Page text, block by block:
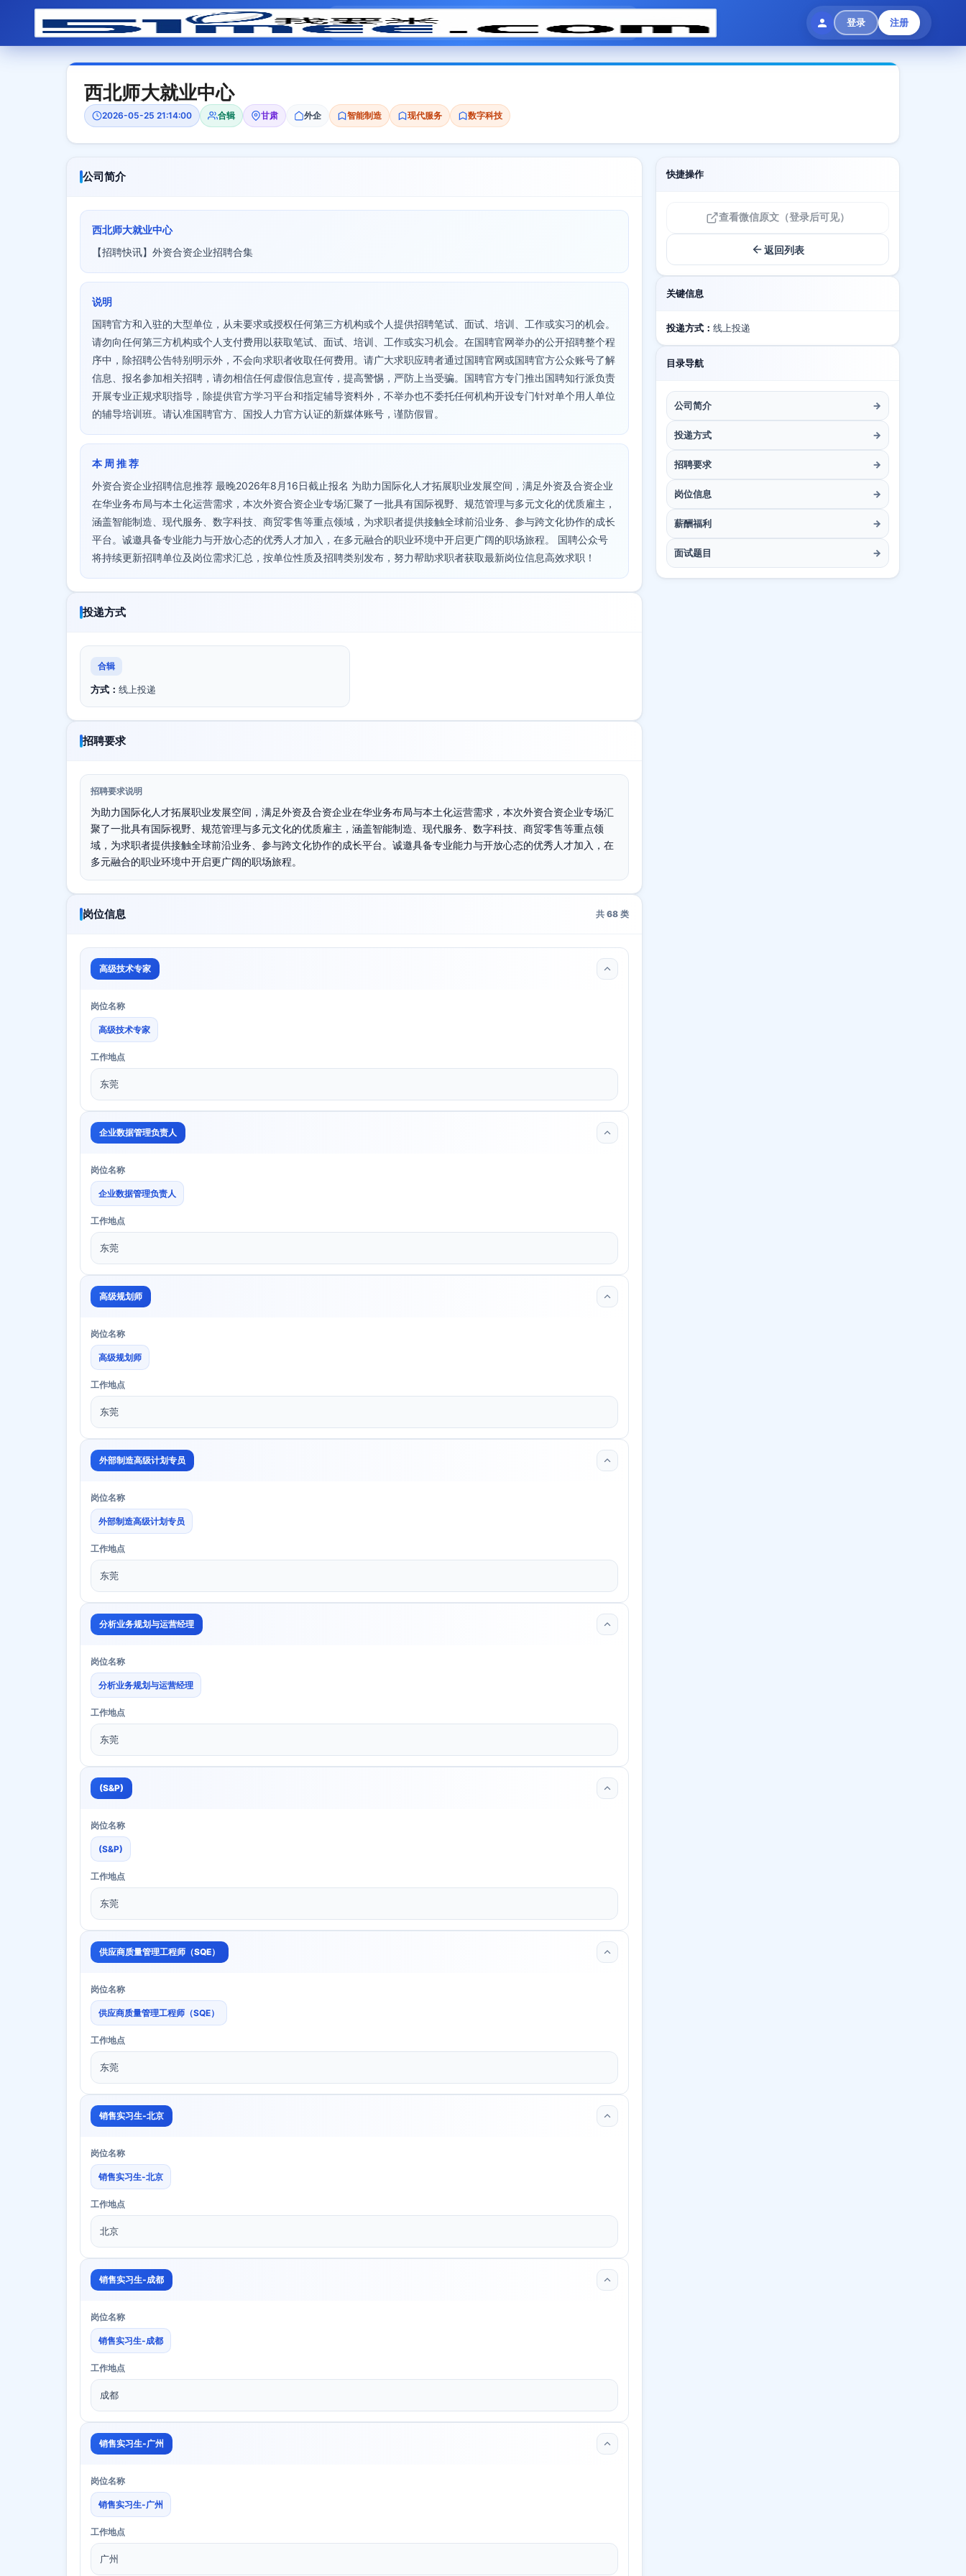
登录 注册
模拟面试 题目大全 招聘中心 会员专区
西北师大就业中心
2026-05-25 21:14:00 合辑 甘肃 外企 智能制造 现代服务 数字科技
公司简介
西北师大就业中心
【招聘快讯】外资合资企业招聘合集
说明
国聘官方和入驻的大型单位，从未要求或授权任何第三方机构或个人提供招聘笔试、面试、培训、工作或实习的机会。
请勿向任何第三方机构或个人支付费用以获取笔试、面试、培训、工作或实习机会。在国聘官网举办的公开招聘整个程
序中，除招聘公告特别明示外，不会向求职者收取任何费用。请广大求职应聘者通过国聘官网或国聘官方公众账号了解
信息、报名参加相关招聘，请勿相信任何虚假信息宣传，提高警惕，严防上当受骗。国聘官方专门推出国聘知行派负责
开展专业正规求职指导，除提供官方学习平台和指定辅导资料外，不举办也不委托任何机构开设专门针对单个用人单位
的辅导培训班。请认准国聘官方、国投人力官方认证的新媒体账号，谨防假冒。
本 周 推 荐
外资合资企业招聘信息推荐 最晚2026年8月16日截止报名 为助力国际化人才拓展职业发展空间，满足外资及合资企业
在华业务布局与本土化运营需求，本次外资合资企业专场汇聚了一批具有国际视野、规范管理与多元文化的优质雇主，
涵盖智能制造、现代服务、数字科技、商贸零售等重点领域，为求职者提供接触全球前沿业务、参与跨文化协作的成长
平台。诚邀具备专业能力与开放心态的优秀人才加入，在多元融合的职业环境中开启更广阔的职场旅程。 国聘公众号
将持续更新招聘单位及岗位需求汇总，按单位性质及招聘类别发布，努力帮助求职者获取最新岗位信息高效求职！
投递方式
合辑
方式： 线上投递
招聘要求
招聘要求说明
为助力国际化人才拓展职业发展空间，满足外资及合资企业在华业务布局与本土化运营需求，本次外资合资企业专场汇
聚了一批具有国际视野、规范管理与多元文化的优质雇主，涵盖智能制造、现代服务、数字科技、商贸零售等重点领
域，为求职者提供接触全球前沿业务、参与跨文化协作的成长平台。诚邀具备专业能力与开放心态的优秀人才加入，在
多元融合的职业环境中开启更广阔的职场旅程。
岗位信息 共 68 类
高级技术专家
岗位名称
高级技术专家
工作地点
东莞
企业数据管理负责人
岗位名称
企业数据管理负责人
工作地点
东莞
高级规划师
岗位名称
高级规划师
工作地点
东莞
外部制造高级计划专员
岗位名称
外部制造高级计划专员
工作地点
东莞
分析业务规划与运营经理
岗位名称
分析业务规划与运营经理
工作地点
东莞
(S&P)
岗位名称
(S&P)
工作地点
东莞
供应商质量管理工程师（SQE）
岗位名称
供应商质量管理工程师（SQE）
工作地点
东莞
销售实习生-北京
岗位名称
销售实习生-北京
工作地点
北京
销售实习生-成都
岗位名称
销售实习生-成都
工作地点
成都
销售实习生-广州
岗位名称
销售实习生-广州
工作地点
广州
快捷操作
查看微信原文（登录后可见）
返回列表
关键信息
投递方式： 线上投递
目录导航
公司简介 →
投递方式 →
招聘要求 →
岗位信息 →
薪酬福利 →
面试题目 →